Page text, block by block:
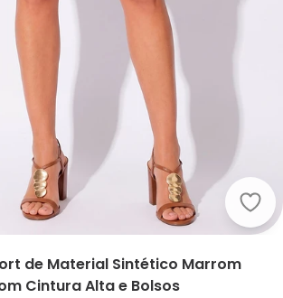
de Material Sintético Marrom
Cintura Alta e Bolsos